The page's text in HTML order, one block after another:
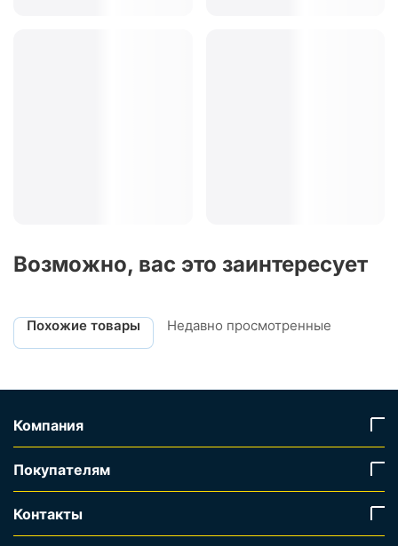
Возможно, вас это заинтересует
Похожие товары Недавно просмотренные
Компания
Покупателям
Контакты